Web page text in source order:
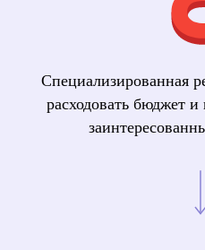
Специализированная
расходовать бюджет